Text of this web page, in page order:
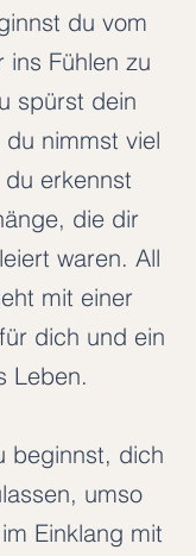
du vom
ins Fühlen zu
spürst dein
nimmst viel
erkennst
die dir
waren. All
mit einer
dich und ein
Leben.
beginnst, dich
umso
Einklang mit